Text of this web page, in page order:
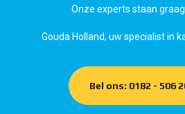
Onze experts staan
Gouda Holland, uw specialist in
Bel ons: 0182 - 506